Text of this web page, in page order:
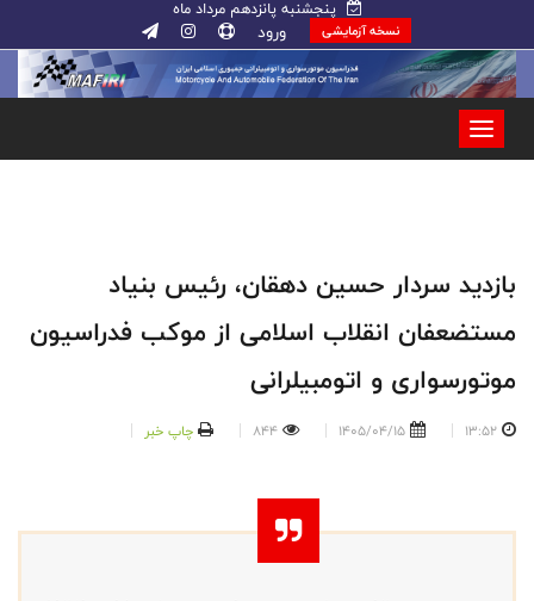
پنجشنبه پانزدهم مرداد ماه
نسخه آزمایشی ورود
بازدید سردار حسین دهقان، رئیس بنیاد
مستضعفان انقلاب اسلامی از موکب فدراسیون
موتورسواری و اتومبیلرانی
13:52
1405/04/15
844 چاپ خبر